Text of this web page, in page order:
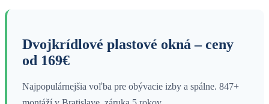
Dvojkrídlové plastové okná – ceny
od 169€
Najpopulárnejšia voľba pre obývacie izby a spálne. 847+